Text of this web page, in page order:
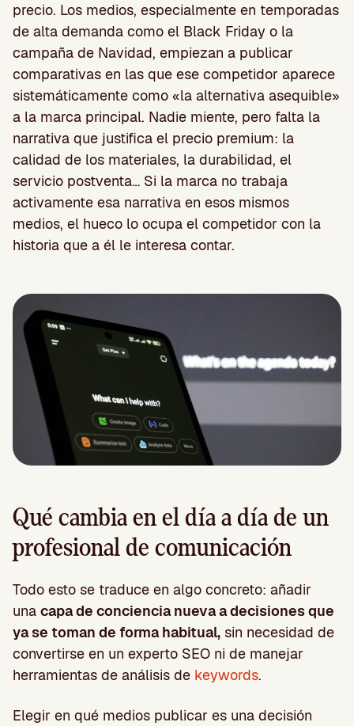
precio. Los medios, especialmente en temporadas
de alta demanda como el Black Friday o la
campaña de Navidad, empiezan a publicar
comparativas en las que ese competidor aparece
sistemáticamente como «la alternativa asequible»
a la marca principal. Nadie miente, pero falta la
narrativa que justifica el precio premium: la
calidad de los materiales, la durabilidad, el
servicio postventa… Si la marca no trabaja
activamente esa narrativa en esos mismos
medios, el hueco lo ocupa el competidor con la
historia que a él le interesa contar.
Qué cambia en el día a día de un
profesional de comunicación
Todo esto se traduce en algo concreto: añadir
una capa de conciencia nueva a decisiones que
ya se toman de forma habitual, sin necesidad de
convertirse en un experto SEO ni de manejar
herramientas de análisis de keywords.
Elegir en qué medios publicar es una decisión